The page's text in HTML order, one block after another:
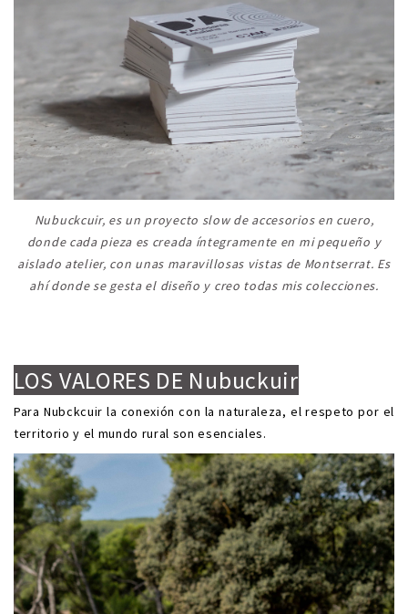
Nubuckcuir, es un proyecto slow de accesorios en cuero,
donde cada pieza es creada íntegramente en mi pequeño y
aislado atelier, con unas maravillosas vistas de Montserrat. Es
ahí donde se gesta el diseño y creo todas mis colecciones.
LOS VALORES DE Nubuckuir
Para Nubckcuir la conexión con la naturaleza, el respeto por el
territorio y el mundo rural son esenciales.